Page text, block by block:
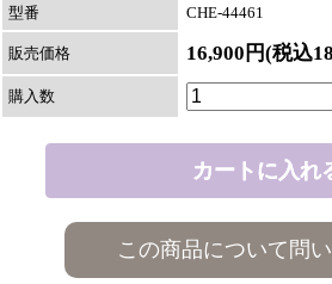
型番 CHE-44461
販売価格 16,900円(税込
購入数
この商品について問